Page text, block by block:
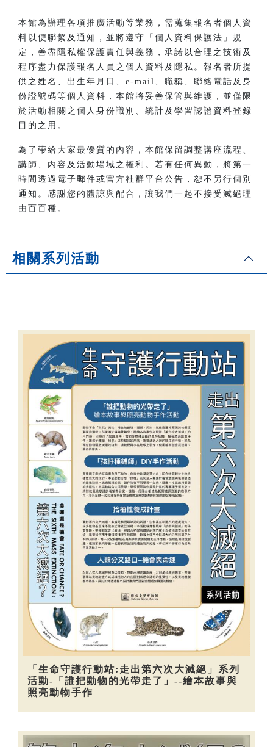
本館為辦理各項推廣活動等業務，需蒐集報名者個人資
料以便聯繫及通知，並將遵守「個人資料保護法」規
定，善盡隱私權保護責任與義務，承諾以合理之技術及
程序盡力保護報名人員之個人資料及隱私。報名者所提
供之姓名、出生年月日、e-mail、職稱、聯絡電話及身
份證號碼等個人資料，本館將妥善保管與維護，並僅限
於活動相關之個人身份識別、統計及學習認證資料登錄
目的之用。
為了帶給大家最優質的內容，本館保留調整講座流程、
講師、內容及活動場域之權利。若有任何異動，將第一
時間透過電子郵件或官方社群平台公告，恕不另行個別
通知。感謝您的體諒與配合，讓我們一起不接受滅絕理
由百百種。
相關系列活動
「生命守護行動站:走出第六次大滅絕」系列
活動-「誰把動物的光帶走了」--繪本故事與
照亮動物手作